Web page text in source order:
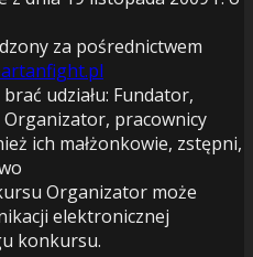
za pośrednictwem
udziału: Fundator,
pracownicy
ich małżonkowie, zstępni,
Organizator może
elektronicznej
konkursu.